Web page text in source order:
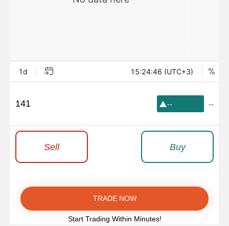
141 -- --
Sell Buy
TRADE NOW
Start Trading Within Minutes!